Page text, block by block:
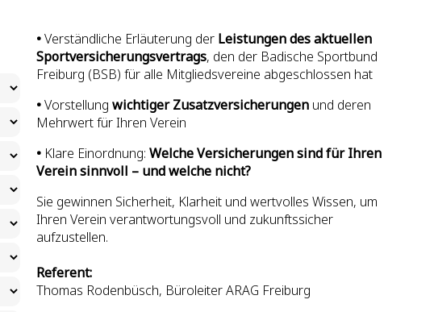
•Verständliche Erläuterung der Leistungen des aktuellen
Sportversicherungsvertrags, den der Badische Sportbund
Freiburg (BSB) für alle Mitgliedsvereine abgeschlossen hat
•Vorstellung wichtiger Zusatzversicherungen und deren
Mehrwert für Ihren Verein
• Klare Einordnung: Welche Versicherungen sind für Ihren
Verein sinnvoll – und welche nicht?
Sie gewinnen Sicherheit, Klarheit und wertvolles Wissen, um
Ihren Verein verantwortungsvoll und zukunftssicher
aufzustellen.
Referent:
Thomas Rodenbüsch, Büroleiter ARAG Freiburg